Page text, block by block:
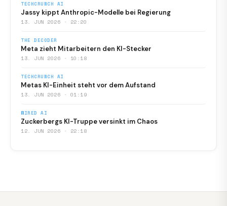
TECHCRUNCH AI
Jassy kippt Anthropic-Modelle bei Regierung
13. JUN 2026 · 22:20
THE DECODER
Meta zieht Mitarbeitern den KI-Stecker
13. JUN 2026 · 10:18
TECHCRUNCH AI
Metas KI-Einheit steht vor dem Aufstand
13. JUN 2026 · 01:19
WIRED AI
Zuckerbergs KI-Truppe versinkt im Chaos
12. JUN 2026 · 22:18